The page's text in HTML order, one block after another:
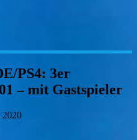
PS4: 3er
– mit Gastspieler
2020